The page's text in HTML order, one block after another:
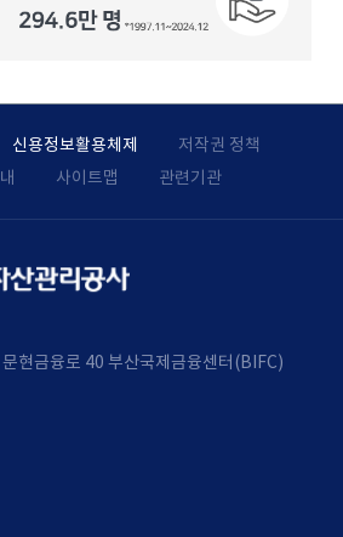
신용정보활용체제
저작권 정책
사이트맵 관련기관
현금융로 40 부산국제금융센터(BIFC)